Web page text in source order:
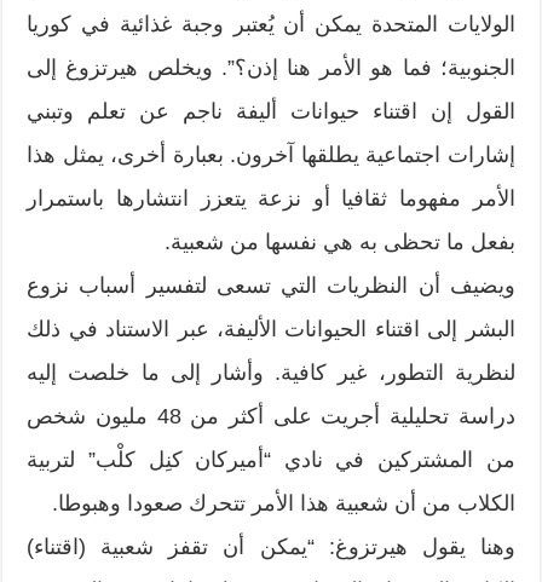
الولايات المتحدة يمكن أن يُعتبر وجبة غذائية في كوريا
الجنوبية؛ فما هو الأمر هنا إذن؟”. ويخلص هيرتزوغ إلى
القول إن اقتناء حيوانات أليفة ناجم عن تعلم وتبني
إشارات اجتماعية يطلقها آخرون. بعبارة أخرى، يمثل هذا
الأمر مفهوما ثقافيا أو نزعة يتعزز انتشارها باستمرار
بفعل ما تحظى به هي نفسها من شعبية.
ويضيف أن النظريات التي تسعى لتفسير أسباب نزوع
البشر إلى اقتناء الحيوانات الأليفة، عبر الاستناد في ذلك
لنظرية التطور، غير كافية. وأشار إلى ما خلصت إليه
دراسة تحليلية أجريت على أكثر من 48 مليون شخص
من المشتركين في نادي “أميركان كنِل كلْب” لتربية
الكلاب من أن شعبية هذا الأمر تتحرك صعودا وهبوطا.
وهنا يقول هيرتزوغ: “يمكن أن تقفز شعبية (اقتناء)